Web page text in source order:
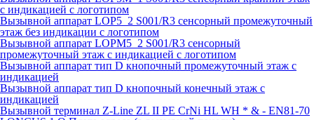
с индикацией с логотипом
Вызывной аппарат LOP5_2 S001/R3 сенсорный промежуточный
этаж без индикации с логотипом
Вызывной аппарат LOPM5_2 S001/R3 сенсорный
промежуточный этаж с индикацией с логотипом
Вызывной аппарат тип D кнопочный промежуточный этаж с
индикацией
Вызывной аппарат тип D кнопочный конечный этаж с
индикацией
Вызывной терминал Z-Line ZL II PE CrNi HL WH * & - EN81-70